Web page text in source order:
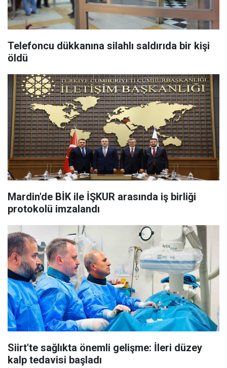
Telefoncu dükkanına silahlı saldırıda bir kişi
öldü
Mardin'de BİK ile İŞKUR arasında iş birliği
protokolü imzalandı
Siirt'te sağlıkta önemli gelişme: İleri düzey
kalp tedavisi başladı